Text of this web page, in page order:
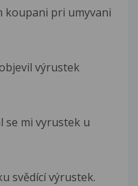
koupani pri umyvani
výrustek
se mi vyrustek u
svědící výrustek.